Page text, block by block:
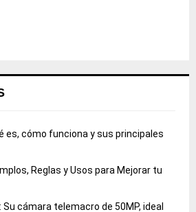
es, cómo funciona y sus principales
Reglas y Usos para Mejorar tu
Su cámara telemacro de 50MP, ideal